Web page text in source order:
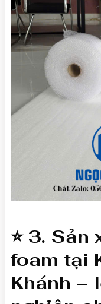
⭐ 3. Sản
foam tại
Khánh –